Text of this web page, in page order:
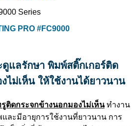
PRO #FC9000
ดูแลรักษา พิมพ์สติ๊กเกอร์ติด
ไม่เห็น ให้ใช้งานได้ยาวนาน
ติดกระจกข้างนอกมองไม่เห็นทำงาน
ละมีอายุการใช้งานที่ยาวนาน การ